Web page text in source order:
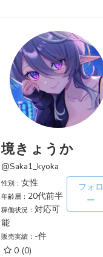
境きょうか
@Saka1_kyoka
性別： 女性
年齢層： 20代前半
稼働状況： 対応可
能
販売実績： -件
0 (0)
フォロ
ー